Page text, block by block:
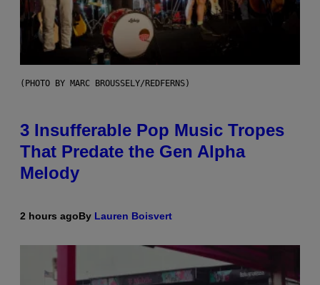
(PHOTO BY MARC BROUSSELY/REDFERNS)
3 Insufferable Pop Music Tropes
That Predate the Gen Alpha
Melody
2 hours agoBy Lauren Boisvert